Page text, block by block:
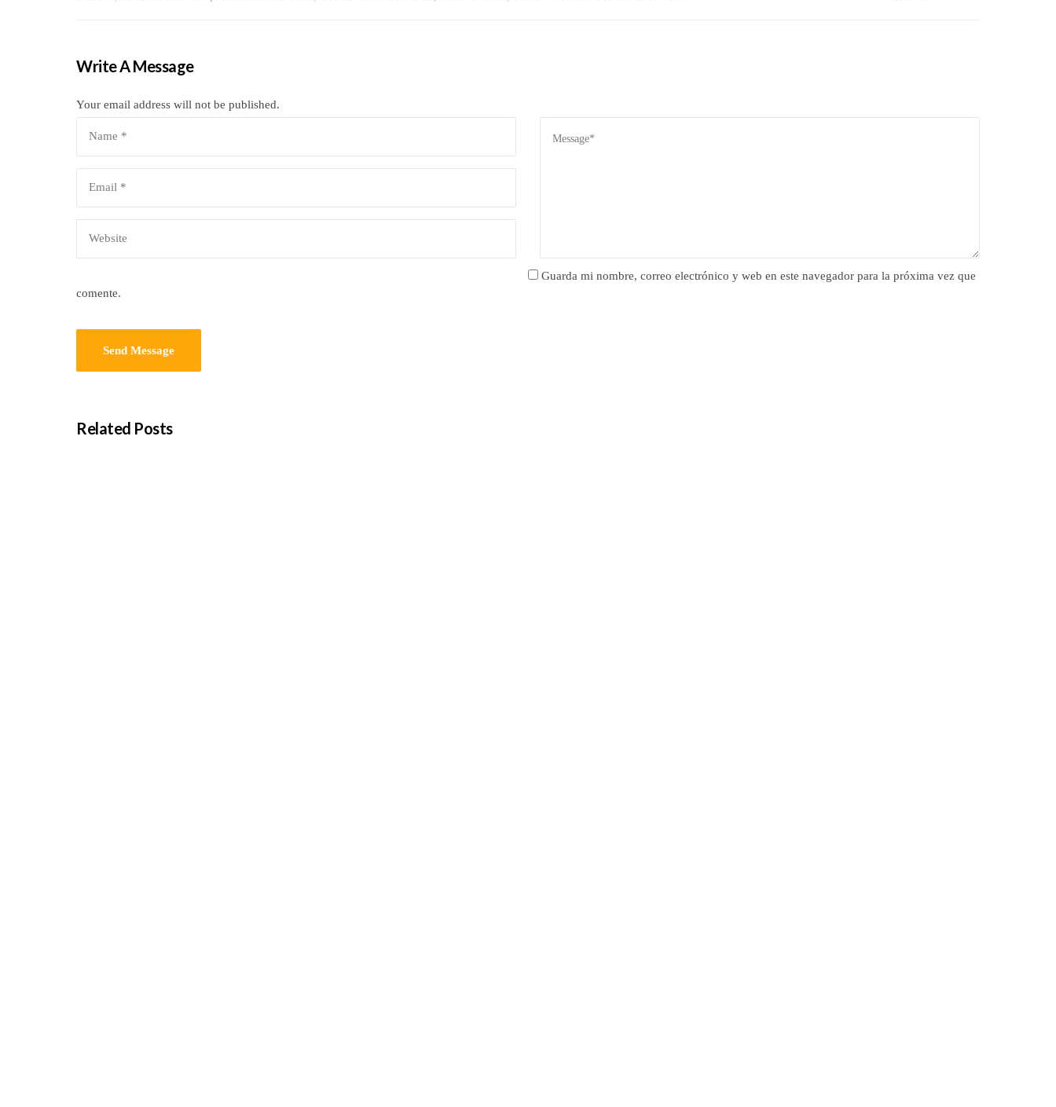
Write A Message
Your email address will not be published.
Guarda mi nombre, correo electrónico y web en este navegador para la próxima vez que
comente.
Related Posts